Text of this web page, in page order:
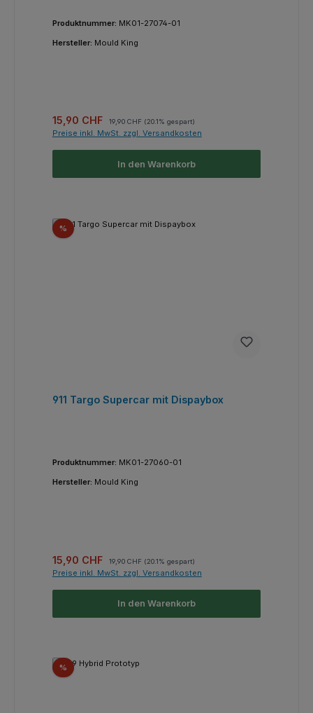
Produktnummer: MK01-27074-01
Hersteller: Mould King
Verkaufspreis:
15,90 CHF Regulärer Preis:
19,90 CHF (20.1% gespart)
Preise inkl. MwSt. zzgl. Versandkosten
In den Warenkorb
%Rabatt
911 Targo Supercar mit Dispaybox
Produktnummer: MK01-27060-01
Hersteller: Mould King
Verkaufspreis:
15,90 CHF 19,90 CHF (20.1% gespart)
Preise inkl. MwSt. zzgl. Versandkosten
In den Warenkorb
%Rabatt